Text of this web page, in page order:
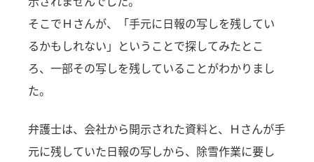
そこでＨさんが、「手元に日報の写しを残してい
るかもしれない」ということで探してみたとこ
ろ、一部その写しを残していることがわかりまし
た。
弁護士は、会社から開示された資料と、Ｈさんが手
元に残していた日報の写しから、除雪作業に要し